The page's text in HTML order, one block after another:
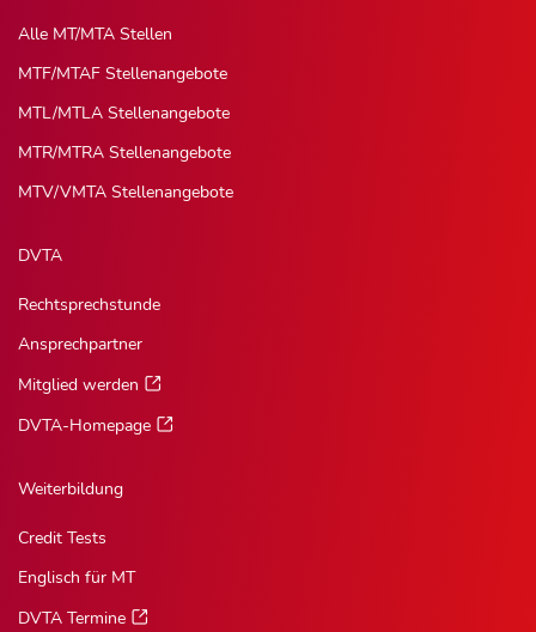
Alle MT/MTA Stellen
MTF/MTAF Stellenangebote
MTL/MTLA Stellenangebote
MTR/MTRA Stellenangebote
MTV/VMTA Stellenangebote
DVTA
Rechtsprechstunde
Ansprechpartner
Mitglied werden
DVTA-Homepage
Weiterbildung
Credit Tests
Englisch für MT
DVTA Termine